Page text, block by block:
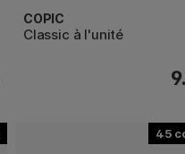
COPIC
Classic à l'unité
45